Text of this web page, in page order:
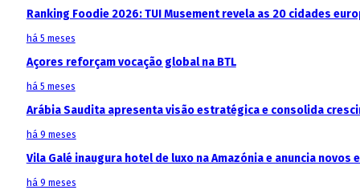
Ranking Foodie 2026: TUI Musement revela as 20 cidades
há 5 meses
Açores reforçam vocação global na BTL
há 5 meses
Arábia Saudita apresenta visão estratégica e consolida
há 9 meses
Vila Galé inaugura hotel de luxo na Amazónia e anuncia
há 9 meses